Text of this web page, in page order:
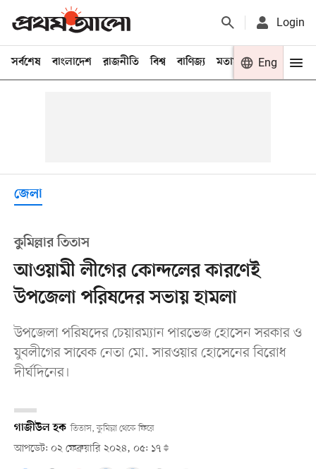
Login
সর্বশেষ বাংলাদেশ রাজনীতি বিশ্ব বাণিজ্য মতামত খেলা
Eng
জেলা
কুমিল্লার তিতাস
আওয়ামী লীগের কোন্দলের কারণেই
উপজেলা পরিষদের সভায় হামলা
উপজেলা পরিষদের চেয়ারম্যান পারভেজ হোসেন সরকার ও
যুবলীগের সাবেক নেতা মো. সারওয়ার হোসেনের বিরোধ
দীর্ঘদিনের।
গাজীউল হক তিতাস, কুমিল্লা থেকে ফিরে
আপডেট: ০২ ফেব্রুয়ারি ২০২৪, ০৫: ১৭